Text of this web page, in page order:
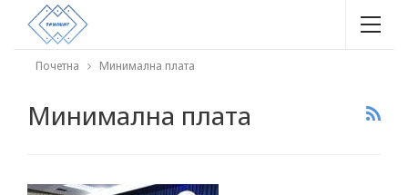
Почетна Минимална плата
Минимална плата